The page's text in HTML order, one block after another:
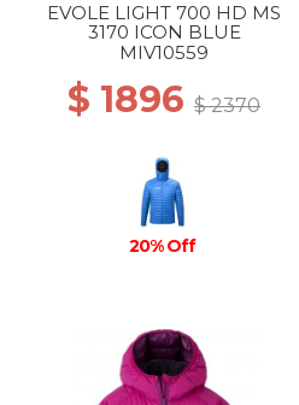
EVOLE LIGHT 700 HD MS
3170 ICON BLUE
MIV10559
$ 1896 $ 2370
20% Off